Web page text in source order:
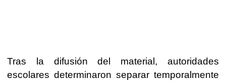
Tras la difusión del material, autoridades
escolares determinaron separar temporalmente